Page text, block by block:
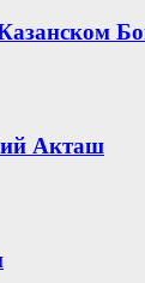
Акташ